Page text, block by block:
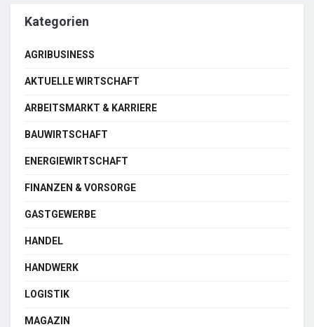
Kategorien
AGRIBUSINESS
AKTUELLE WIRTSCHAFT
ARBEITSMARKT & KARRIERE
BAUWIRTSCHAFT
ENERGIEWIRTSCHAFT
FINANZEN & VORSORGE
GASTGEWERBE
HANDEL
HANDWERK
LOGISTIK
MAGAZIN